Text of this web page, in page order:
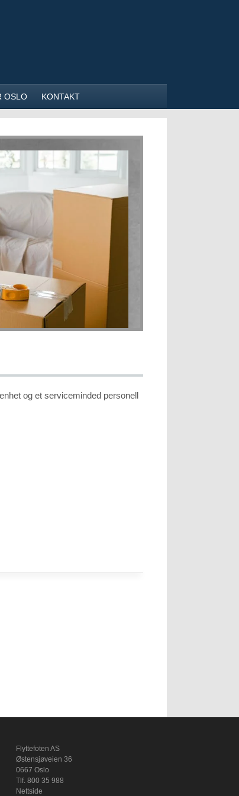
OSLO KONTAKT
og et serviceminded personell
Flyttefoten AS
Østensjøveien 36
0667 Oslo
Tlf. 800 35 988
Nettside